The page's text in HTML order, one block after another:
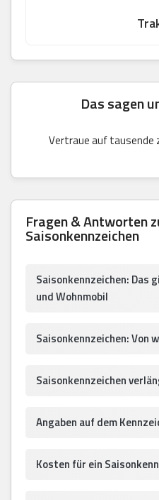
Das sagen
Vertraue auf tausende
Fragen & Antworten
Saisonkennzeichen
Saisonkennzeichen:
und Wohnmobil
Saisonkennzeichen: Von
Saisonkennzeichen
Angaben auf dem
Kosten für ein